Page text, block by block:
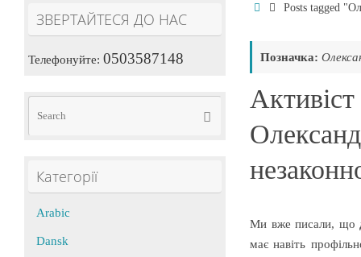
HomePosts tagged
Позначка:
Ми вже писали, що
має навіть
ЗВЕРТАЙТЕСЯ ДО НАС
Телефонуйте: 0503587148
Search
Search
Категорії
Arabic
Dansk